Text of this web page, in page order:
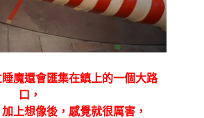
魔還會匯集在鎮上的一個大路
口，
上想像後，感覺就很厲害，